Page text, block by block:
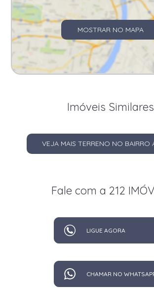
MOSTRAR NO MAPA
Imóveis Similares
VEJA MAIS TERRENO NO BAIRRO
Fale com a 212
LIGUE AGORA
CHAMAR NO